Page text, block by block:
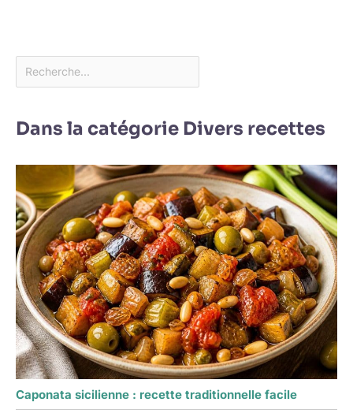
Dans la catégorie Divers recettes
Caponata sicilienne : recette traditionnelle facile